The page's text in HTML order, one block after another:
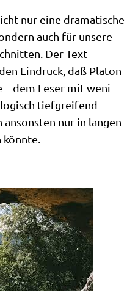
nur eine dra­ma­ti­sche
auch für unse­re
Der Text
Ein­druck, daß Pla­ton
– dem Leser mit weni­
tief­grei­fend
nur in lan­gen